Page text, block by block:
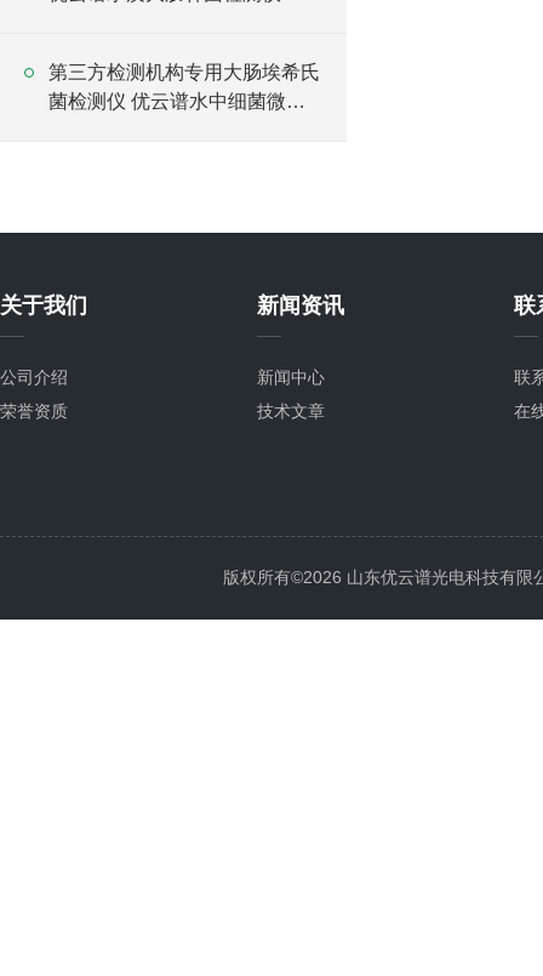
第三方检测机构专用大肠埃希氏
菌检测仪 优云谱水中细菌微生
关于我们
公司介绍
荣誉资质
新闻资讯
新闻中心
技术文章
联
联
在
版权所有©2026 山东优云谱光电科技有